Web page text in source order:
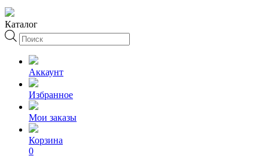
Каталог
Поиск
товаров
Аккаунт
Избранное
Мои заказы
Корзина
0